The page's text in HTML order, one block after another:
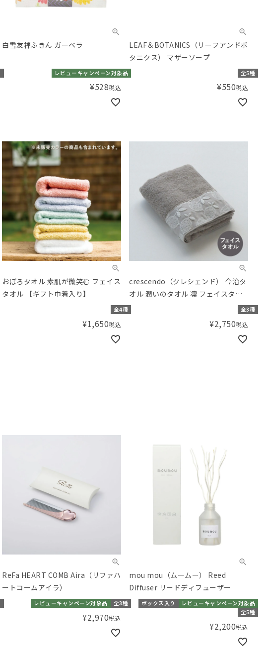
白雪友禅ふきん ガーベラ
レビューキャンペーン対象品
¥528税込
LEAF＆BOTANICS（リーフアンドボ
タニクス） マザーソープ
全5種
¥550税込
おぼろタオル 素肌が微笑む フェイス
タオル 【ギフト巾着入り】
全4種
¥1,650税込
crescendo（クレシェンド） 今治タ
オル 潤いのタオル 凜 フェイスタオ
ル
全3種
¥2,750税込
ReFa HEART COMB Aira（リファハ
ートコームアイラ）
レビューキャンペーン対象品 全3種
¥2,970税込
mou mou（ムームー） Reed
Diffuser リードディフューザー
ボックス入り
レビューキャンペーン対象品
全5種
¥2,200税込